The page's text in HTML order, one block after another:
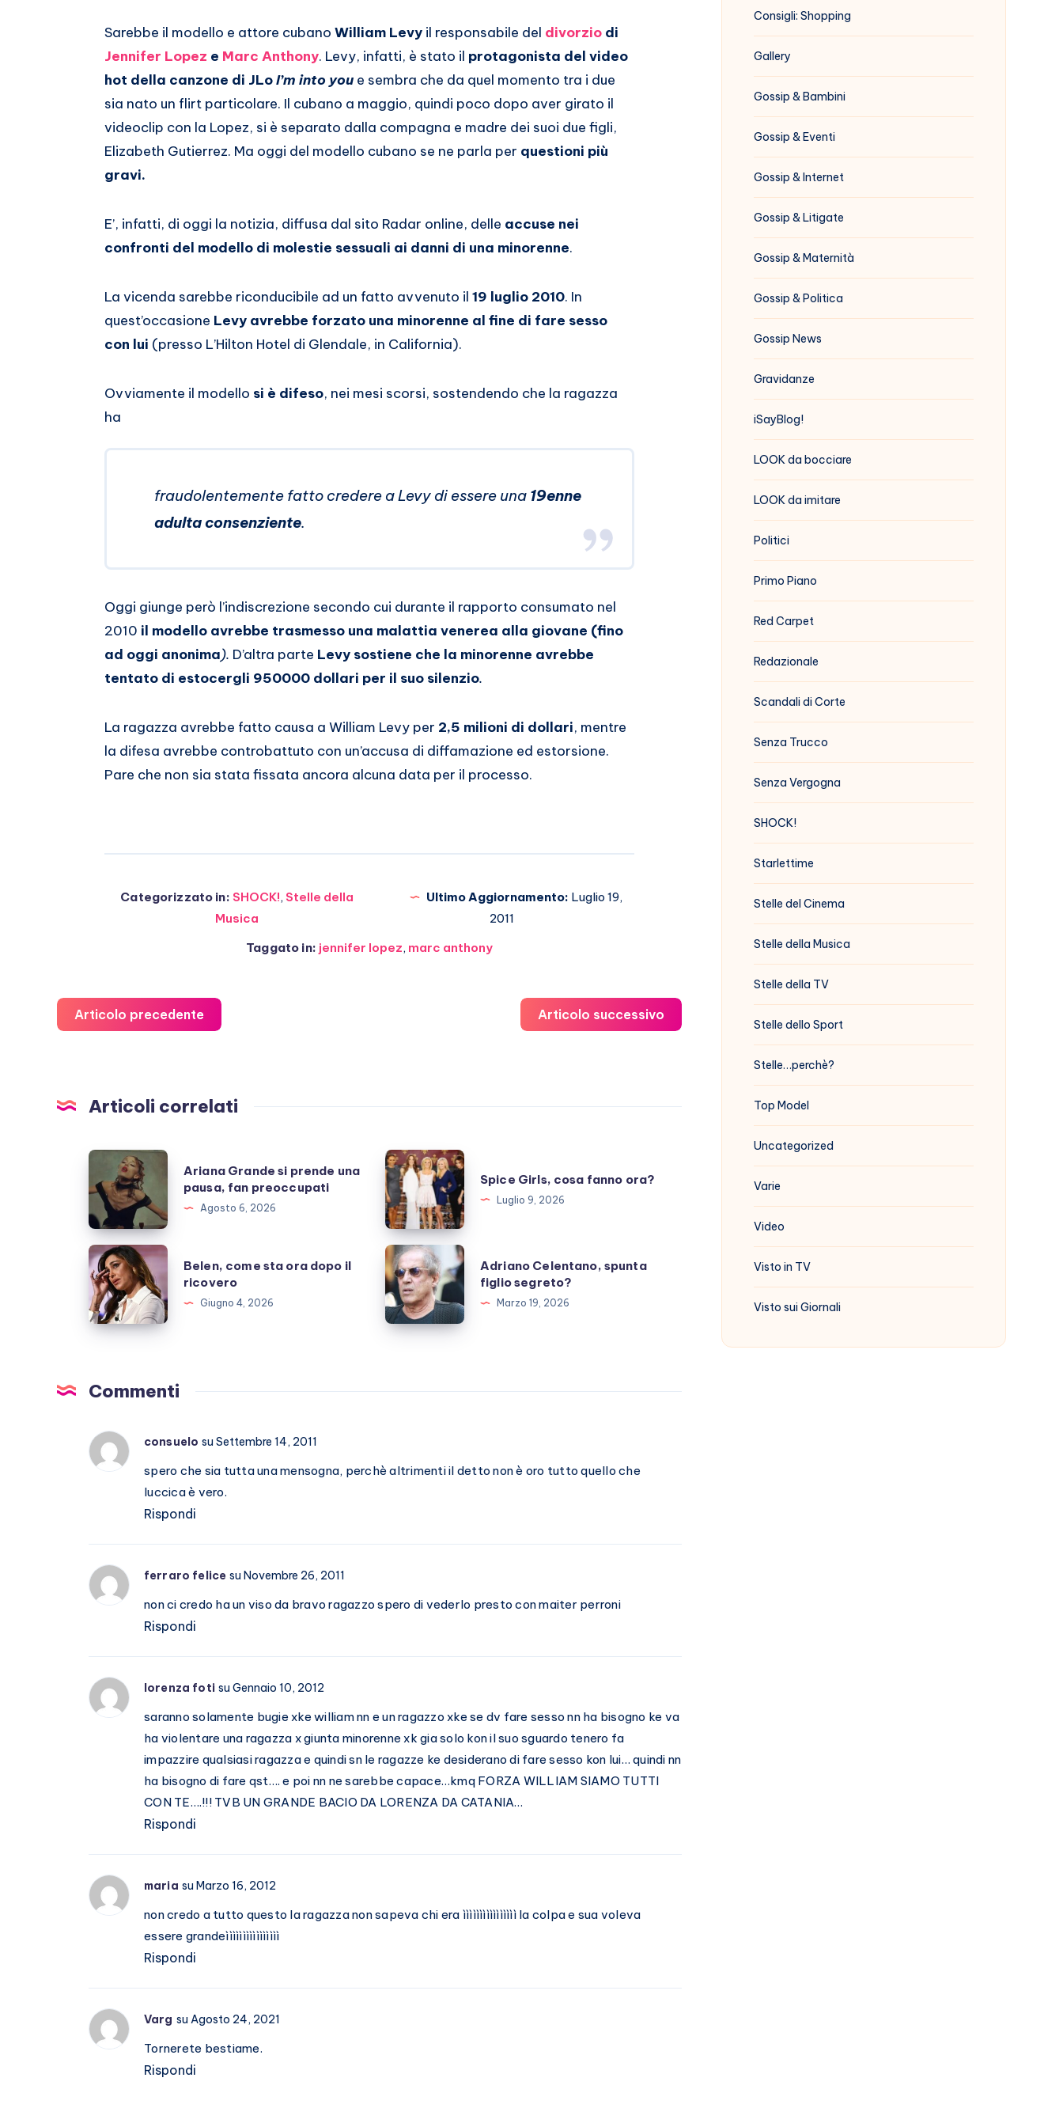
Whatsapp
Sarebbe il modello e attore cubano William Levy il responsabile del divorzio di
Jennifer Lopez e Marc Anthony. Levy, infatti, è stato il protagonista del video
hot della canzone di JLoI’m into you e sembra che da quel momento tra i due
sia nato un flirt particolare. Il cubano a maggio, quindi poco dopo aver girato il
videoclip con la Lopez, si è separato dalla compagna e madre dei suoi due figli,
Elizabeth Gutierrez. Ma oggi del modello cubano se ne parla per questioni più
gravi.
E’, infatti, di oggi la notizia, diffusa dal sito Radar online, delle accuse nei
confronti del modello di molestie sessuali ai danni di una minorenne.
La vicenda sarebbe riconducibile ad un fatto avvenuto il 19 luglio 2010. In
quest’occasione Levy avrebbe forzato una minorenne al fine di fare sesso
con lui (presso L’Hilton Hotel di Glendale, in California).
Ovviamente il modello si è difeso, nei mesi scorsi, sostendendo che la ragazza
ha
fraudolentemente fatto credere a Levy di essere una 19enne
adulta consenziente.
Oggi giunge però l’indiscrezione secondo cui durante il rapporto consumato nel
2010 il modello avrebbe trasmesso una malattia venerea alla giovane (fino
ad oggi anonima). D’altra parte Levy sostiene che la minorenne avrebbe
tentato di estocergli 950000 dollari per il suo silenzio.
La ragazza avrebbe fatto causa a William Levy per 2,5 milioni di dollari, mentre
la difesa avrebbe controbattuto con un’accusa di diffamazione ed estorsione.
Pare che non sia stata fissata ancora alcuna data per il processo.
Categorizzato in: SHOCK!, Stelle della
Musica
Ultimo Aggiornamento: Luglio 19,
2011
Taggato in: jennifer lopez, marc anthony
Articolo precedente Articolo successivo
Articoli correlati
Ariana
Grande
prende
una
pausa,
fan
preoccupati
Ariana Grande si prende una
pausa, fan preoccupati
Agosto 6, 2026
Spice
Girls,
cosa
fanno
ora?
Spice Girls, cosa fanno ora?
Luglio 9, 2026
Belen,
come
sta
ora
ricovero
Belen, come sta ora dopo il
ricovero
Giugno 4, 2026
Adriano
Celentano,
spunta
figlio
Adriano Celentano, spunta
figlio segreto?
Marzo 19, 2026
Commenti
consuelo su Settembre 14, 2011
spero che sia tutta una mensogna, perchè altrimenti il detto non è oro tutto quello che
luccica è vero.
Rispondi
ferraro felice su Novembre 26, 2011
non ci credo ha un viso da bravo ragazzo spero di vederlo presto con maiter perroni
Rispondi
lorenza foti su Gennaio 10, 2012
saranno solamente bugie xke william nn e un ragazzo xke se dv fare sesso nn ha bisogno ke va
ha violentare una ragazza x giunta minorenne xk gia solo kon il suo sguardo tenero fa
impazzire qualsiasi ragazza e quindi sn le ragazze ke desiderano di fare sesso kon lui… quindi nn
ha bisogno di fare qst…. e poi nn ne sarebbe capace…kmq FORZA WILLIAM SIAMO TUTTI
CON TE….!!! TVB UN GRANDE BACIO DA LORENZA DA CATANIA…
Rispondi
maria su Marzo 16, 2012
non credo a tutto questo la ragazza non sapeva chi era ìììììììììììììììì la colpa e sua voleva
essere grandeìììììììììììììììì
Rispondi
Varg su Agosto 24, 2021
Tornerete bestiame.
Rispondi
Consigli: Shopping
Gallery
Gossip & Bambini
Gossip & Eventi
Gossip & Internet
Gossip & Litigate
Gossip & Maternità
Gossip & Politica
Gossip News
Gravidanze
iSayBlog!
LOOK da bocciare
LOOK da imitare
Politici
Primo Piano
Red Carpet
Redazionale
Scandali di Corte
Senza Trucco
Senza Vergogna
SHOCK!
Starlettime
Stelle del Cinema
Stelle della Musica
Stelle della TV
Stelle dello Sport
Stelle…perchè?
Top Model
Uncategorized
Varie
Video
Visto in TV
Visto sui Giornali